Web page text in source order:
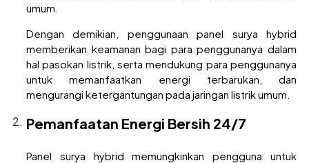
umum.
Dengan demikian, penggunaan panel surya hybrid
memberikan keamanan bagi para penggunanya dalam
hal pasokan listrik, serta mendukung para penggunanya
untuk memanfaatkan energi terbarukan, dan
mengurangi ketergantungan pada jaringan listrik umum.
Pemanfaatan Energi Bersih 24/7
Panel surya hybrid memungkinkan pengguna untuk